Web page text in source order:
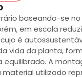
baseando-se
em escala
é
vida da planta,
equilibrado. A
utilizado